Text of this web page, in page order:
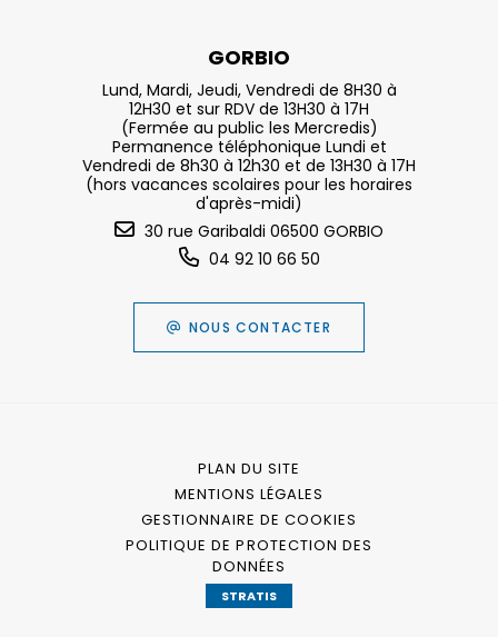
GORBIO
Lund, Mardi, Jeudi, Vendredi de 8H30 à
12H30 et sur RDV de 13H30 à 17H
(Fermée au public les Mercredis)
Permanence téléphonique Lundi et
Vendredi de 8h30 à 12h30 et de 13H30 à 17H
(hors vacances scolaires pour les horaires
d'après-midi)
30 rue Garibaldi 06500 GORBIO
04 92 10 66 50
NOUS CONTACTER
PLAN DU SITE
MENTIONS LÉGALES
GESTIONNAIRE DE COOKIES
POLITIQUE DE PROTECTION DES
DONNÉES
STRATIS